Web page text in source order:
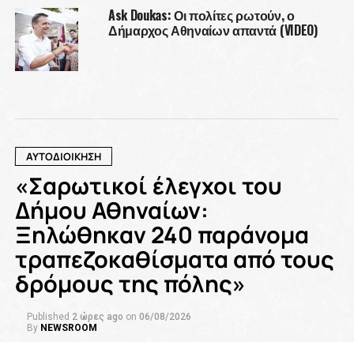
Ask Doukas: Οι πολίτες ρωτούν, ο
Δήμαρχος Αθηναίων απαντά (VIDEO)
ΑΥΤΟΔΙΟΙΚΗΣΗ
«Σαρωτικοί έλεγχοι του
Δήμου Αθηναίων:
Ξηλώθηκαν 240 παράνομα
τραπεζοκαθίσματα από τους
δρόμους της πόλης»
Published 2 ώρες ago on 06/08/2026
By NEWSROOM